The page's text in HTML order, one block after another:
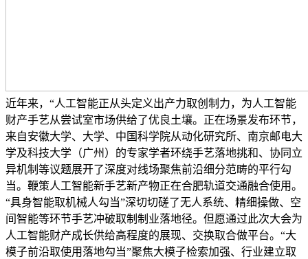
近年来，“人工智能正从头定义出产力取创制力，为人工智能
财产手艺从尝试室市场供给了优良土壤。正在场景发布环节，
来自安徽大学、大学、中国科学院从动化研究所、南京邮电大
学及科技大学（广州）的专家学者环绕手艺落地挑和、协同立
异机制等议题展开了深度对线场聚焦前沿细分范畴的平行勾
当。鞭策人工智能新手艺新产物正在合肥轨道交通融合使用。
“具身智能取机械人勾当”深切切磋了无人系统、精细操做、空
间智能等环节手艺冲破取制制业落地径。但愿通过此次大会为
人工智能财产成长供给高程度的展现、交换取合做平台。“大
模子前沿取使用落地勾当”聚焦大模子检索加强、行业建立取